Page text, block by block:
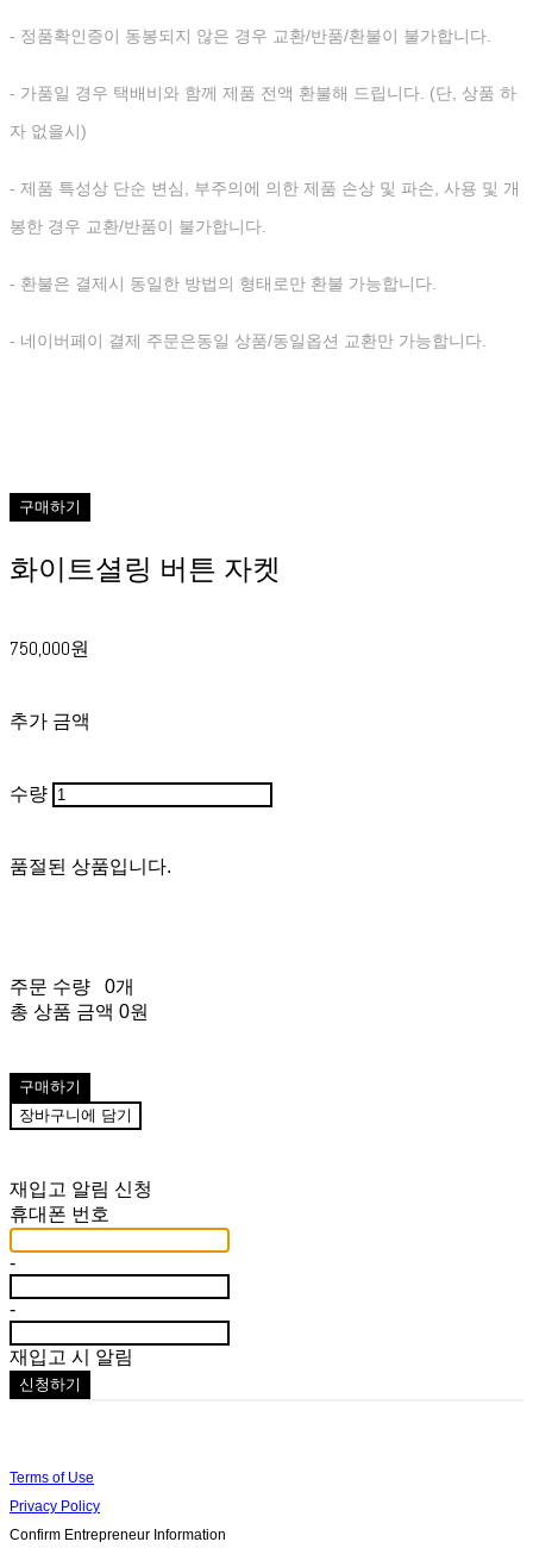
- 정품확인증이 동봉되지 않은 경우 교환/반품/환불이 불가합니다.
- 가품일 경우 택배비와 함께 제품 전액 환불해 드립니다. (단, 상품 하
자 없을시)
- 제품 특성상 단순 변심, 부주의에 의한 제품 손상 및 파손, 사용 및 개
봉한 경우 교환/반품이 불가합니다.
- 환불은 결제시 동일한 방법의 형태로만 환불 가능합니다.
- 네이버페이 결제 주문은동일 상품/동일옵션 교환만 가능합니다.
구매하기
화이트셜링 버튼 자켓
750,000원
추가 금액
수량
품절된 상품입니다.
주문 수량
0개
총 상품 금액 0원
구매하기
장바구니에 담기
재입고 알림 신청
휴대폰 번호
-
-
재입고 시 알림
신청하기
Terms of Use
Privacy Policy
Confirm Entrepreneur Information